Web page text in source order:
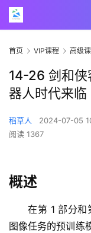
首页 VIP课程 高级
14-26 剑和侠
器人时代来临
稻草人 2024-07-05
阅读 1367
概述
在第 1 部分和
图像任务的预训练